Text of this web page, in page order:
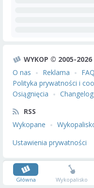
WYKOP © 2005-2026
O nas
Reklama FAQ
Polityka prywatności i
Osiągnięcia
Changelog
RSS
Wykopane
Ustawienia prywatności
Główna Wykopalisko